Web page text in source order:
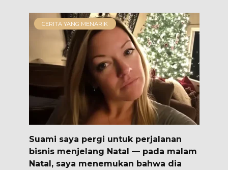
CERITA YANG MENARIK
Suami saya pergi untuk perjalanan
bisnis menjelang Natal — pada malam
Natal, saya menemukan bahwa dia